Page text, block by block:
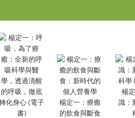
楊定一：療癒
的飲食與斷食
楊
識：